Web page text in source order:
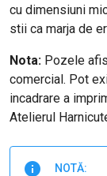
cu dimensiuni
stii ca marja de
Nota: Pozele
comercial. Pot
incadrare a
Atelierul
NOTĂ: